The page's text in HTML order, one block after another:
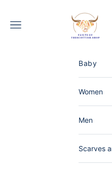
The
Menu
Baby
Women
Men
Scarves